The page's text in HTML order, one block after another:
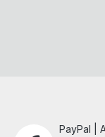
PayPal |